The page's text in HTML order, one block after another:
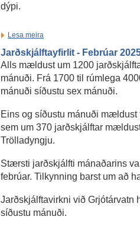
dýpi.
Lesa meira
Jarðskjálftayfirlit - Febrúar
Alls mældust um 1200
mánuði. Frá 1700 til rúmlega
mánuði síðustu sex mánuði.
Eins og síðustu mánuði
sem um 370 jarðskjálftar
Trölladyngju.
Stærsti jarðskjálfti mánaðarins
febrúar. Tilkynning barst um að
Jarðskjálftavirkni við Grjótárvatn
síðustu mánuði.